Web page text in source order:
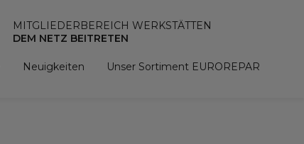
MITGLIEDERBEREICH WERKSTÄTTEN
DEM NETZ BEITRETEN
Neuigkeiten Unser Sortiment EUROREPAR